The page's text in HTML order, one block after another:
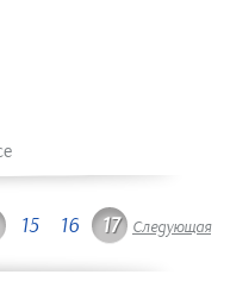
15 16 17 Следующая